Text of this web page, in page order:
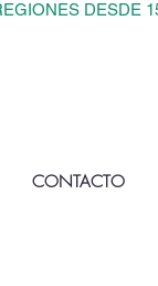
CONTACTO